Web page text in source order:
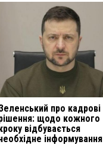
про кадрові
щодо кожного
відбувається
інформування